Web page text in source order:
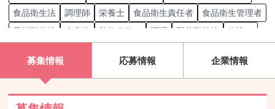
食品衛生法
調理師 栄養士 食品衛生責任者
食品衛生管理者
果樹類栽培
生産物 荷物仕分け 調理 野菜類栽培
仕込み
スタッフ採用
入出庫管理
棚卸
盛り付け
募集情報 応募情報 企業情報